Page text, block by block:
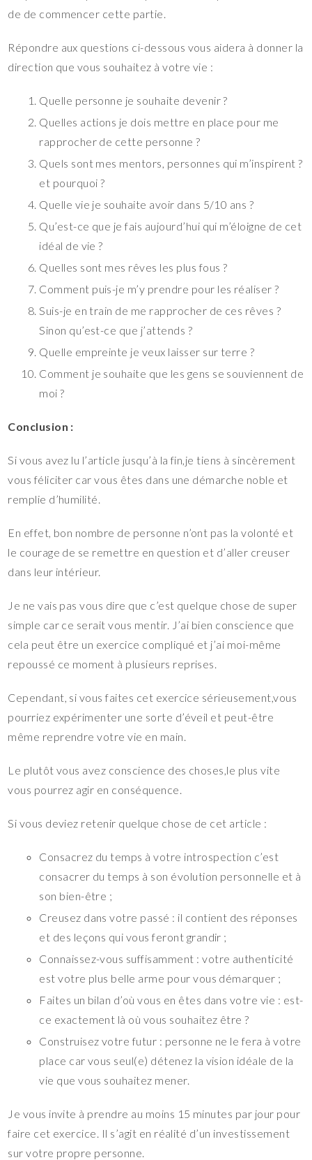
de de commencer cette partie.
Répondre aux questions ci-dessous vous aidera à donner la
direction que vous souhaitez à votre vie :
Quelle personne je souhaite devenir ?
Quelles actions je dois mettre en place pour me
rapprocher de cette personne ?
Quels sont mes mentors, personnes qui m’inspirent ?
et pourquoi ?
Quelle vie je souhaite avoir dans 5/10 ans ?
Qu’est-ce que je fais aujourd’hui qui m’éloigne de cet
idéal de vie ?
Quelles sont mes rêves les plus fous ?
Comment puis-je m’y prendre pour les réaliser ?
Suis-je en train de me rapprocher de ces rêves ?
Sinon qu’est-ce que j’attends ?
Quelle empreinte je veux laisser sur terre ?
Comment je souhaite que les gens se souviennent de
moi ?
Conclusion :
Si vous avez lu l’article jusqu’à la fin,je tiens à sincèrement
vous féliciter car vous êtes dans une démarche noble et
remplie d’humilité.
En effet, bon nombre de personne n’ont pas la volonté et
le courage de se remettre en question et d’aller creuser
dans leur intérieur.
Je ne vais pas vous dire que c’est quelque chose de super
simple car ce serait vous mentir. J’ai bien conscience que
cela peut être un exercice compliqué et j’ai moi-même
repoussé ce moment à plusieurs reprises.
Cependant, si vous faites cet exercice sérieusement,vous
pourriez expérimenter une sorte d’éveil et peut-être
même reprendre votre vie en main.
Le plutôt vous avez conscience des choses,le plus vite
vous pourrez agir en conséquence.
Si vous deviez retenir quelque chose de cet article :
Consacrez du temps à votre introspection c’est
consacrer du temps à son évolution personnelle et à
son bien-être ;
Creusez dans votre passé : il contient des réponses
et des leçons qui vous feront grandir ;
Connaissez-vous suffisamment : votre authenticité
est votre plus belle arme pour vous démarquer ;
Faites un bilan d’où vous en êtes dans votre vie : est-
ce exactement là où vous souhaitez être ?
Construisez votre futur : personne ne le fera à votre
place car vous seul(e) détenez la vision idéale de la
vie que vous souhaitez mener.
Je vous invite à prendre au moins 15 minutes par jour pour
faire cet exercice. Il s’agit en réalité d’un investissement
sur votre propre personne.